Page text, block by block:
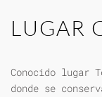
LUGAR
Conocido lugar
donde se